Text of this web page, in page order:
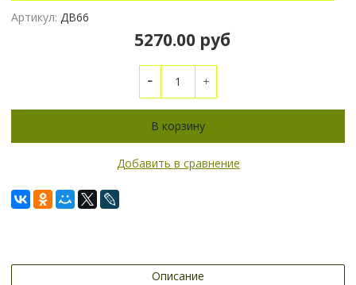
Артикул: ДВ66
5270.00 руб
В корзину
Добавить в сравнение
Описание